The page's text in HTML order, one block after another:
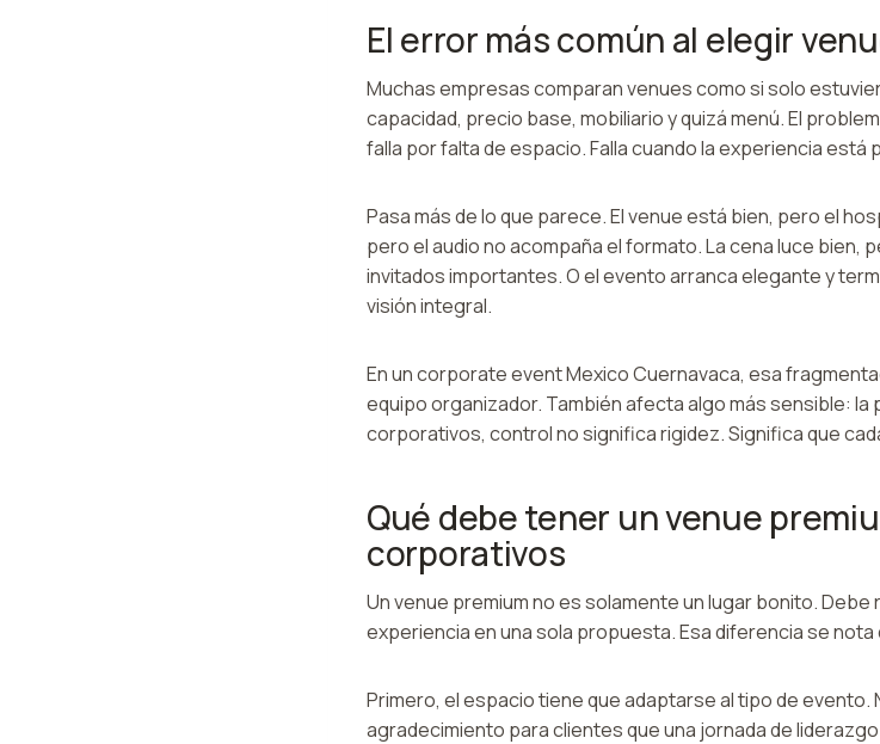
El error más común al elegir
Muchas empresas comparan venues como si solo
capacidad, precio base, mobiliario y quizá menú. El
falla por falta de espacio. Falla cuando la experiencia está
Pasa más de lo que parece. El venue está bien, pero el
pero el audio no acompaña el formato. La cena luce bien,
invitados importantes. O el evento arranca elegante y
visión integral.
En un corporate event Mexico Cuernavaca, esa
equipo organizador. También afecta algo más sensible:
corporativos, control no significa rigidez. Significa que
Qué debe tener un venue
corporativos
Un venue premium no es solamente un lugar bonito.
experiencia en una sola propuesta. Esa diferencia se nota
Primero, el espacio tiene que adaptarse al tipo de evento.
agradecimiento para clientes que una jornada de